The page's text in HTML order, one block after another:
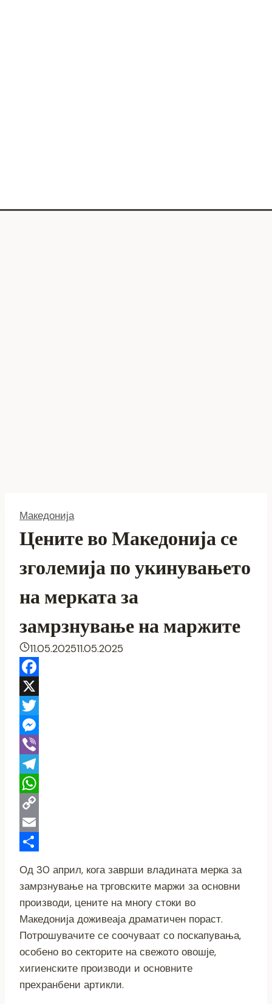
Македонија
Цените во Македонија се
зголемија по укинувањето
на мерката за
замрзнување на маржите
11.05.202511.05.2025
F
a
c
e
b
o
o
k
X
T
w
t
t
e
r
M
e
s
s
e
n
r
V
b
e
r
T
e
e
a
m
W
h
a
A
p
p
C
o
L
i
n
k
E
i
l
a
r
e
Од 30 април, кога заврши владината мерка за
замрзнување на трговските маржи за основни
производи, цените на многу стоки во
Македонија доживеаја драматичен пораст.
Потрошувачите се соочуваат со поскапувања,
особено во секторите на свежото овошје,
хигиенските производи и основните
прехранбени артикли.